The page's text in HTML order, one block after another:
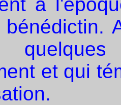
bénédictin.
et qui